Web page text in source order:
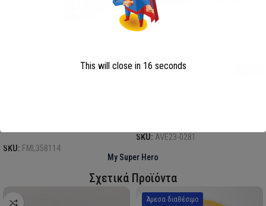
SKU: FML358114
Παιδικό Μαγιό Boxer Avengers
13,00€
SKU: AVE23-0281
My Super Hero
Σχετικά Προϊόντα
Άμεσα διαθέσιμο
This will close in 15 seconds